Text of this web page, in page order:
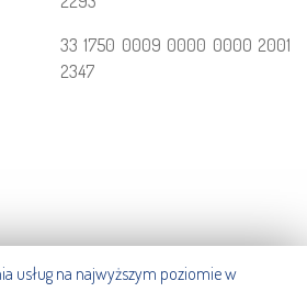
33 1750 0009 0000 0000 2001
2347
usług na najwyższym poziomie w